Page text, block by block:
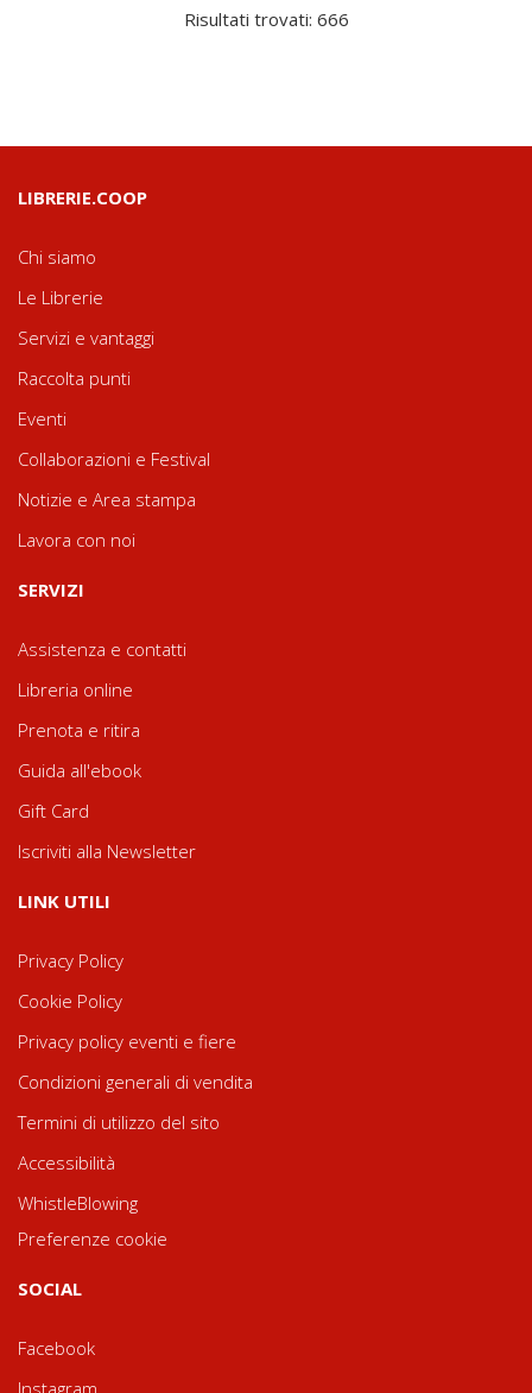
Risultati trovati: 666
LIBRERIE.COOP
Chi siamo
Le Librerie
Servizi e vantaggi
Raccolta punti
Eventi
Collaborazioni e Festival
Notizie e Area stampa
Lavora con noi
SERVIZI
Assistenza e contatti
Libreria online
Prenota e ritira
Guida all'ebook
Gift Card
Iscriviti alla Newsletter
LINK UTILI
Privacy Policy
Cookie Policy
Privacy policy eventi e fiere
Condizioni generali di vendita
Termini di utilizzo del sito
Accessibilità
WhistleBlowing
Preferenze cookie
SOCIAL
Facebook